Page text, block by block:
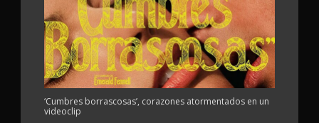
‘Cumbres borrascosas’, corazones atormentados en un
videoclip